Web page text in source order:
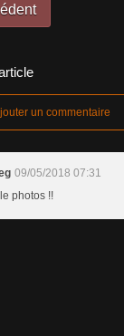
un commentaire
09/05/2018 07:31
photos !!